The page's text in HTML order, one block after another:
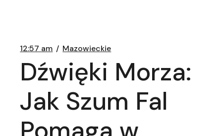
12:57 am Mazowieckie
Dźwięki Morza:
Jak Szum Fal